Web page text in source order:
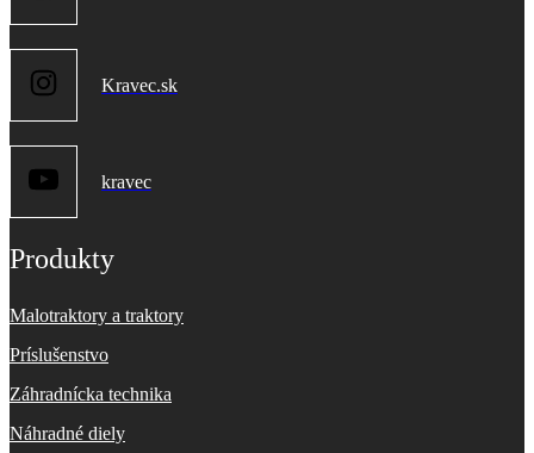
Kravec.sk
kravec
Produkty
Malotraktory a traktory
Príslušenstvo
Záhradnícka technika
Náhradné diely